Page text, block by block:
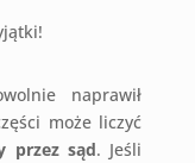
naprawił
może liczyć
przez sąd. Jeśli